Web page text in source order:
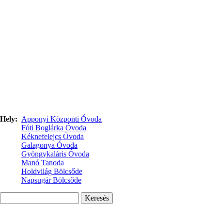
Hely
Apponyi Központi Óvoda
Fóti Boglárka Óvoda
Kéknefelejcs Óvoda
Galagonya Óvoda
Gyöngykaláris Óvoda
Manó Tanoda
Holdvilág Bölcsőde
Napsugár Bölcsőde